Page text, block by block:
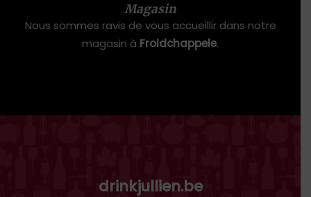
Magasin
Nous sommes ravis de vous accueillir dans notre
magasin à Froidchappele.
drinkjullien.be